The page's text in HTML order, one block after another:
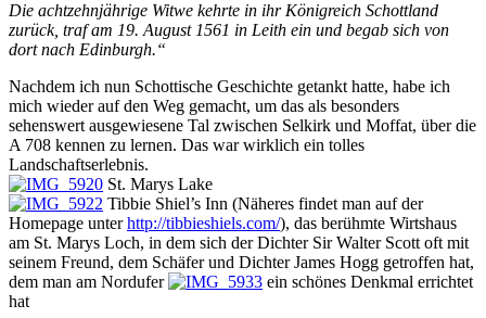
Die achtzehnjährige Witwe kehrte in ihr Königreich Schottland
zurück, traf am 19. August 1561 in Leith ein und begab sich von
dort nach Edinburgh.“
Nachdem ich nun Schottische Geschichte getankt hatte, habe ich
mich wieder auf den Weg gemacht, um das als besonders
sehenswert ausgewiesene Tal zwischen Selkirk und Moffat, über die
A 708 kennen zu lernen. Das war wirklich ein tolles
Landschaftserlebnis.
St. Marys Lake
Tibbie Shiel’s Inn (Näheres findet man auf der
Homepage unterhttp://tibbieshiels.com/), das berühmte Wirtshaus
am St. Marys Loch, in dem sich der Dichter Sir Walter Scott oft mit
seinem Freund, dem Schäfer und Dichter James Hogg getroffen hat,
dem man am Nordufer
ein schönes Denkmal errichtet
hat